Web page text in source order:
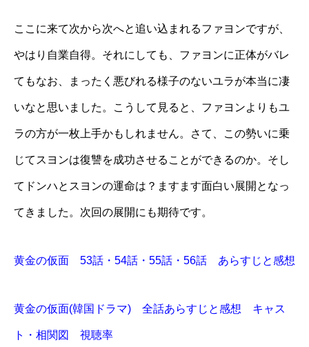
ここに来て次から次へと追い込まれるファヨンですが、
やはり自業自得。それにしても、ファヨンに正体がバレ
てもなお、まったく悪びれる様子のないユラが本当に凄
いなと思いました。こうして見ると、ファヨンよりもユ
ラの方が一枚上手かもしれません。さて、この勢いに乗
じてスヨンは復讐を成功させることができるのか。そし
てドンハとスヨンの運命は？ますます面白い展開となっ
てきました。次回の展開にも期待です。
黄金の仮面 53話・54話・55話・56話 あらすじと感想
黄金の仮面(韓国ドラマ) 全話あらすじと感想 キャス
ト・相関図 視聴率